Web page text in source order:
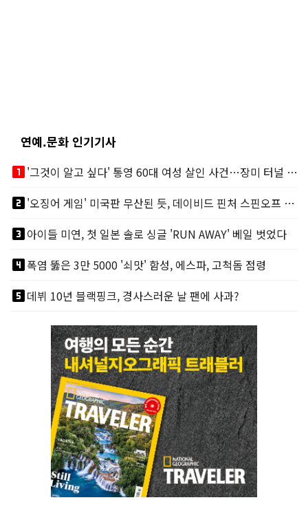
연예.문화 인기기사
looks_one
'그것이 알고 싶다' 통영 60대 여성 살인 사건…장미 터널 아래 킬러, 누구냐 넌?
looks_two
'오징어 게임' 미국판 무산된 듯, 데이비드 핀처 스핀오프 철회
looks_3아이들 미연, 첫 일본 솔로 싱글 'RUN AWAY' 베일 벗었다
looks_4폭염 뚫은 3만 5000 '쇠맛' 함성, 에스파, 고척돔 점령
looks_5데뷔 10년 블랙핑크, 경사스러운 날 팬에 사과?